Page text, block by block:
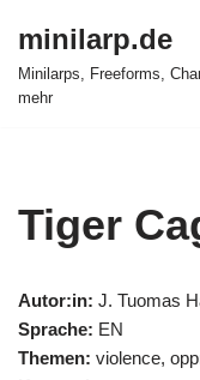
Zum
Inhalt
minilarp.de
Minilarps, Freeforms,
mehr
Tiger
Autor:in: J. Tuomas
Sprache: EN
Themen: violence,